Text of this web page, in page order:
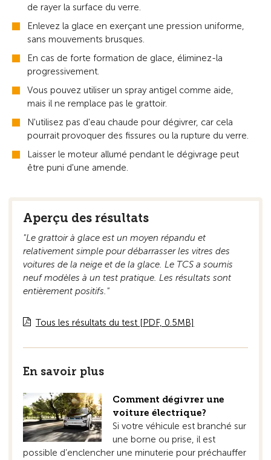
de rayer la surface du verre.
Enlevez la glace en exerçant une pression uniforme,
sans mouvements brusques.
En cas de forte formation de glace, éliminez-la
progressivement.
Vous pouvez utiliser un spray antigel comme aide,
mais il ne remplace pas le grattoir.
N'utilisez pas d'eau chaude pour dégivrer, car cela
pourrait provoquer des fissures ou la rupture du verre.
Laisser le moteur allumé pendant le dégivrage peut
être puni d'une amende.
Aperçu des résultats
"Le grattoir à glace est un moyen répandu et
relativement simple pour débarrasser les vitres des
voitures de la neige et de la glace. Le TCS a soumis
neuf modèles à un test pratique. Les résultats sont
entièrement positifs."
Tous les résultats du test [PDF, 0.5MB]
En savoir plus
Comment dégivrer une
voiture électrique?
Si votre véhicule est branché sur
une borne ou prise, il est
possible d’enclencher une minuterie pour préchauffer